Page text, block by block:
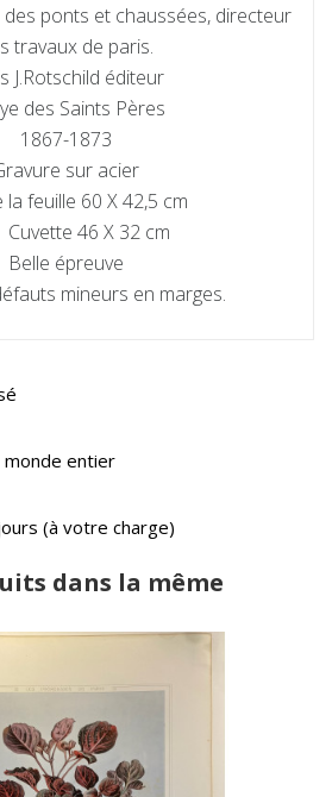
ponts et chaussées, directeur
travaux de paris.
J.Rotschild éditeur
des Saints Pères
1867-1873
sur acier
la feuille 60 X 42,5 cm
46 X 32 cm
Belle épreuve
mineurs en marges.
monde entier
(à votre charge)
dans la même